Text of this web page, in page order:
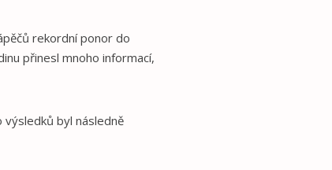
rekordní ponor do
přinesl mnoho informací,
výsledků byl následně